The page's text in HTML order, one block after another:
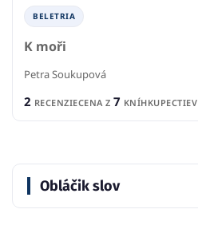
BELETRIA
K moři
Petra Soukupová
2 RECENZIECENA Z 7 KNÍHKUPECTIEV
Obláčik slov